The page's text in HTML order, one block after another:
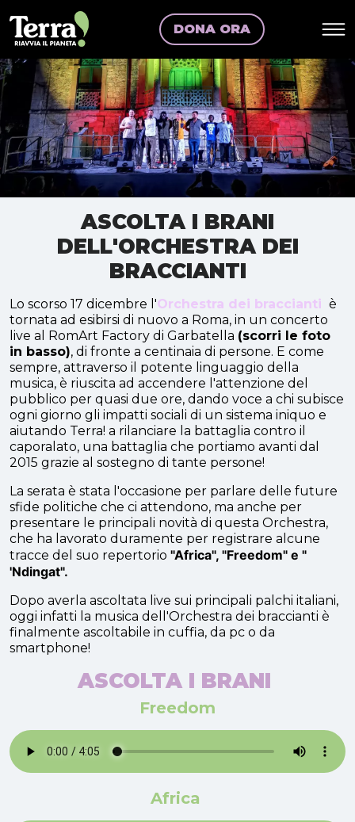
DONA ORA
ASCOLTA I BRANI
DELL'ORCHESTRA DEI
BRACCIANTI
Lo scorso 17 dicembre l'Orchestra dei braccianti è
tornata ad esibirsi di nuovo a Roma, in un concerto
live al RomArt Factory di Garbatella (scorri le foto
in basso), di fronte a centinaia di persone. E come
sempre, attraverso il potente linguaggio della
musica, è riuscita ad accendere l'attenzione del
pubblico per quasi due ore, dando voce a chi subisce
ogni giorno gli impatti sociali di un sistema iniquo e
aiutando Terra! a rilanciare la battaglia contro il
caporalato, una battaglia che portiamo avanti dal
2015 grazie al sostegno di tante persone!
La serata è stata l'occasione per parlare delle future
sfide politiche che ci attendono, ma anche per
presentare le principali novità di questa Orchestra,
che ha lavorato duramente per registrare alcune
tracce del suo repertorio "Africa", "Freedom" e "
'Ndingat".
Dopo averla ascoltata live sui principali palchi italiani,
oggi infatti la musica dell'Orchestra dei braccianti è
finalmente ascoltabile in cuffia, da pc o da
smartphone!
ASCOLTA I BRANI
Freedom
Africa